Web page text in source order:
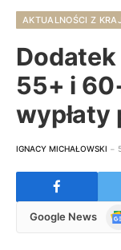
AKTUALNOŚCI Z
55+ i
wypłaty
IGNACY MICHAŁOWSKI
Google News